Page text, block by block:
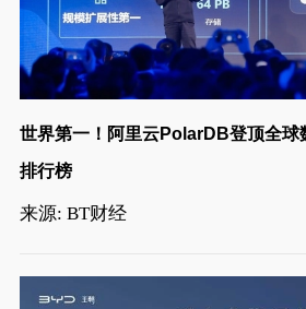
世界第一！阿里云PolarDB登顶全球
排行榜
来源: BT财经